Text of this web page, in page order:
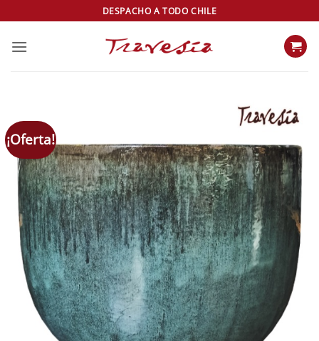
al
contenido
DESPACHO A TODO CHILE
¡Oferta!